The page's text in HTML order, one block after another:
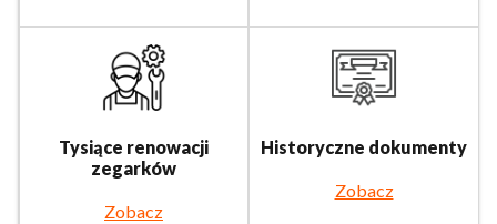
Tysiące renowacji
zegarków
Zobacz
Historyczne dokumenty
Zobacz